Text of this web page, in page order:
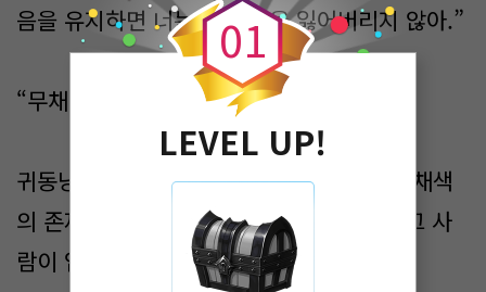
음을 유지하면 너는 너 자신을 잃어버리지 않아.”
“무채···색?”
귀동냥이 있는 단어였다. 무채색의 마음. 무채색
의 존재. 예전에 만난 적이 있었던 것 같은 그 사
람이 입에 담은 적이 있었다.
01
LEVEL UP!